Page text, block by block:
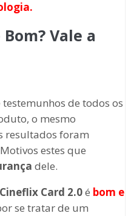
Vale a
de todos os
o mesmo
resultados foram
estes que
dele.
Cineflix Card 2.0é bom e
se tratar de um